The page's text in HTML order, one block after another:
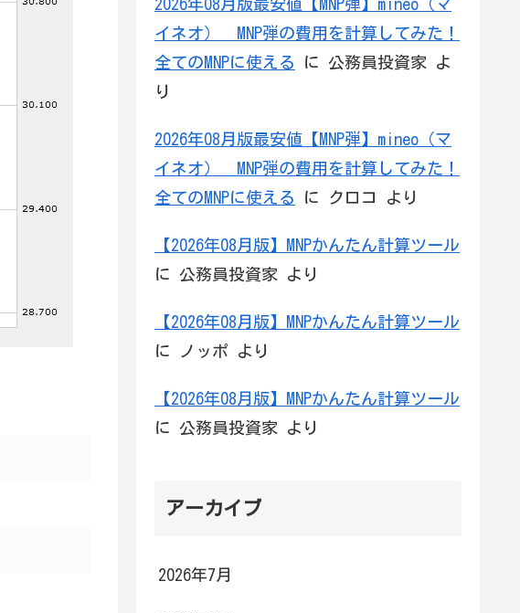
2026年08月版最安値【MNP弾】mineo（マ
イネオ） MNP弾の費用を計算してみた！
全てのMNPに使える
に 公務員投資家 よ
り
2026年08月版最安値【MNP弾】mineo（マ
イネオ） MNP弾の費用を計算してみた！
全てのMNPに使える
に クロコ より
【2026年08月版】MNPかんたん計算ツール
に 公務員投資家 より
【2026年08月版】MNPかんたん計算ツール
に
ノッポ より
【2026年08月版】MNPかんたん計算ツール
に 公務員投資家 より
アーカイブ
2026年7月